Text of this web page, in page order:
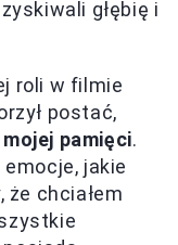
głębię i
roli w filmie
postać,
pamięci.
emocje, jakie
że chciałem